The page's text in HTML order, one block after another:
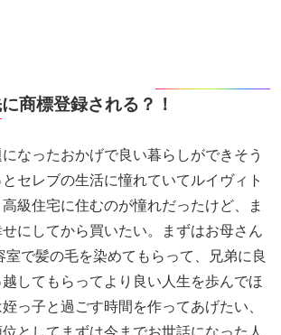
商標登録される？！
なったおかげで良い暮らしができそう
セレブの生活に憧れていてルイヴィト
級住宅に住むのが憧れだったけど、ま
にしてから買いたい。まずはお母さん
で髪の毛を染めてもらって、兄弟に良
してもらってより良い人生を歩んでほ
っ子と過ごす時間を作ってあげたい、